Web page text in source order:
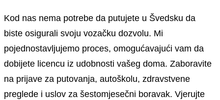
Kod nas nema potrebe da putujete u Švedsku da
biste osigurali svoju vozačku dozvolu. Mi
pojednostavljujemo proces, omogućavajući vam da
dobijete licencu iz udobnosti vašeg doma. Zaboravite
na prijave za putovanja, autoškolu, zdravstvene
preglede i uslov za šestomjesečni boravak. Vjerujte